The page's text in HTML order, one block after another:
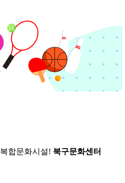
복합문화시설! 북구문화센터